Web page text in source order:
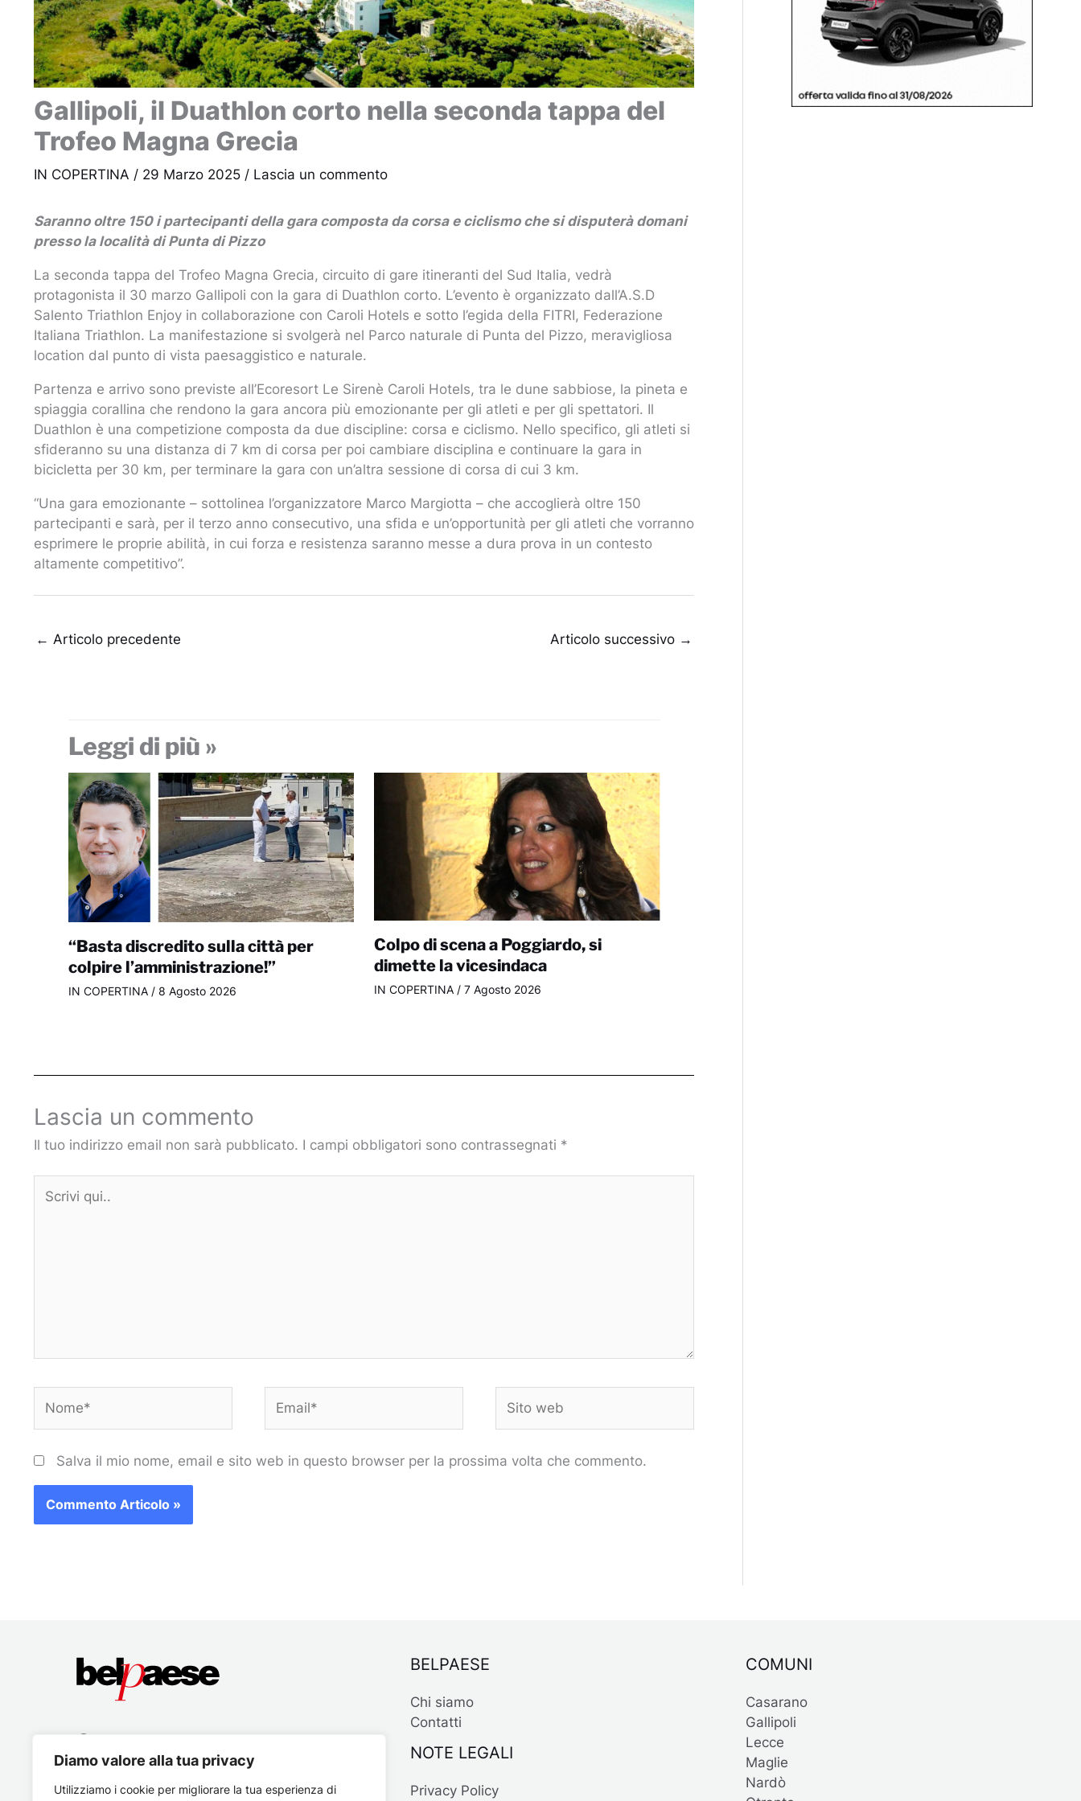
Diamo valore alla tua privacy
Utilizziamo i cookie per migliorare la tua esperienza di
Gallipoli, il Duathlon corto nella seconda tappa del
Trofeo Magna Grecia
IN COPERTINA / 29 Marzo 2025 / Lascia un commento
Saranno oltre 150 i partecipanti della gara composta da corsa e ciclismo che si disputerà domani
presso la località di Punta di Pizzo
La seconda tappa del Trofeo Magna Grecia, circuito di gare itineranti del Sud Italia, vedrà
protagonista il 30 marzo Gallipoli con la gara di Duathlon corto. L’evento è organizzato dall’A.S.D
Salento Triathlon Enjoy in collaborazione con Caroli Hotels e sotto l’egida della FITRI, Federazione
Italiana Triathlon. La manifestazione si svolgerà nel Parco naturale di Punta del Pizzo, meravigliosa
location dal punto di vista paesaggistico e naturale.
Partenza e arrivo sono previste all’Ecoresort Le Sirenè Caroli Hotels, tra le dune sabbiose, la pineta e
spiaggia corallina che rendono la gara ancora più emozionante per gli atleti e per gli spettatori. Il
Duathlon è una competizione composta da due discipline: corsa e ciclismo. Nello specifico, gli atleti si
sfideranno su una distanza di 7 km di corsa per poi cambiare disciplina e continuare la gara in
bicicletta per 30 km, per terminare la gara con un’altra sessione di corsa di cui 3 km.
“Una gara emozionante – sottolinea l’organizzatore Marco Margiotta – che accoglierà oltre 150
partecipanti e sarà, per il terzo anno consecutivo, una sfida e un’opportunità per gli atleti che vorranno
esprimere le proprie abilità, in cui forza e resistenza saranno messe a dura prova in un contesto
altamente competitivo”.
← Articolo precedente Articolo successivo →
Leggi di più »
“Basta discredito sulla città per
colpire l’amministrazione!”
IN COPERTINA/ 8 Agosto 2026
Colpo di scena a Poggiardo, si
dimette la vicesindaca
IN COPERTINA / 7 Agosto 2026
Lascia un commento
Il tuo indirizzo email non sarà pubblicato. I campi obbligatori sono contrassegnati *
qui..
web
Salva il mio nome, email e sito web in questo browser per la prossima volta che commento.
BELPAESE
Chi siamo
Contatti
NOTE LEGALI
Privacy Policy
COMUNI
Casarano
Gallipoli
Lecce
Maglie
Nardò